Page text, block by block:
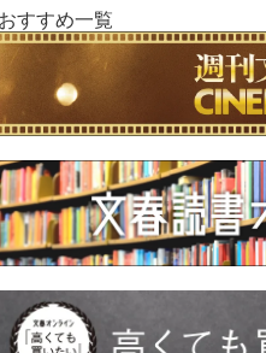
おすすめ一覧